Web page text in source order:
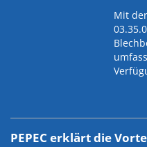
Mit
PEPEC erklärt die